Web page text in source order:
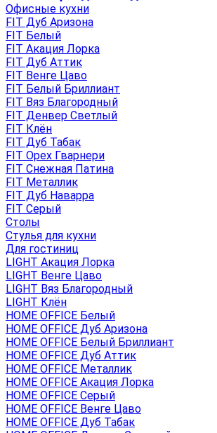
Офисные кухни
FIT Дуб Аризона
FIT Белый
FIT Акация Лорка
FIT Дуб Аттик
FIT Венге Цаво
FIT Белый Бриллиант
FIT Вяз Благородный
FIT Денвер Светлый
FIT Клён
FIT Дуб Табак
FIT Орех Гварнери
FIT Снежная Патина
FIT Металлик
FIT Дуб Наварра
FIT Серый
Столы
Стулья для кухни
Для гостиниц
LIGHT Акация Лорка
LIGHT Венге Цаво
LIGHT Вяз Благородный
LIGHT Клён
HOME OFFICE Белый
HOME OFFICE Дуб Аризона
HOME OFFICE Белый Бриллиант
HOME OFFICE Дуб Аттик
HOME OFFICE Металлик
HOME OFFICE Акация Лорка
HOME OFFICE Серый
HOME OFFICE Венге Цаво
HOME OFFICE Дуб Табак